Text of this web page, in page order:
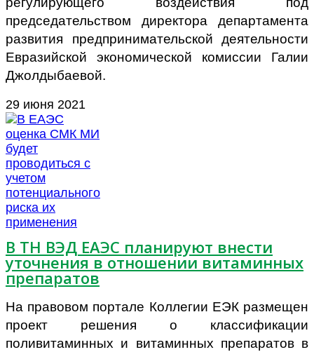
председательством директора департамента
развития предпринимательской деятельности
Евразийской экономической комиссии Галии
Джолдыбаевой.
29 июня 2021
В ТН ВЭД ЕАЭС планируют внести
уточнения в отношении витаминных
препаратов
На правовом портале Коллегии ЕЭК размещен
проект решения о классификации
поливитаминных и витаминных препаратов в